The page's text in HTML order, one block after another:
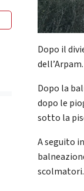
Dopo il
dell’Arpam.
Dopo la
dopo le
sotto la
A seguito
scolmatori.